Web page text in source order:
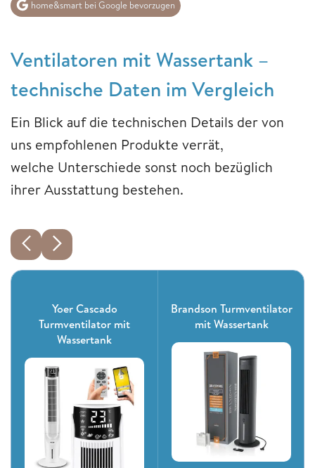
home&smart bei Google bevorzugen
Ventilatoren mit Wassertank –
technische Daten im Vergleich
Ein Blick auf die technischen Details der von
uns empfohlenen Produkte verrät,
welche Unterschiede sonst noch bezüglich
ihrer Ausstattung bestehen.
Yoer Cascado
Turmventilator mit
Wassertank
Brandson Turmventilator
mit Wassertank